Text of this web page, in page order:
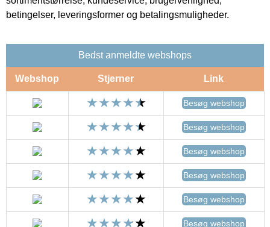
betingelser, leveringsformer og betalingsmuligheder.
Bedst anmeldte webshops
Webshop Stjerner Link
Besøg webshop
Besøg webshop
Besøg webshop
Besøg webshop
Besøg webshop
Besøg webshop